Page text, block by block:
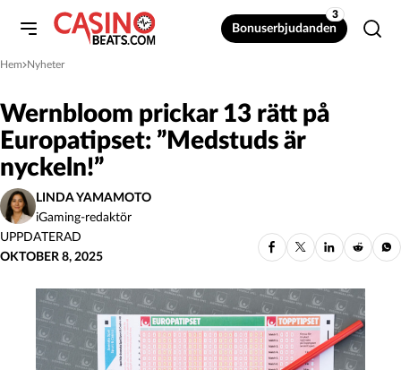
Bonuserbjudanden
3
Hem»Nyheter
Wernbloom prickar 13 rätt på
Europatipset: ”Medstuds är
nyckeln!”
LINDA YAMAMOTO
iGaming-redaktör
UPPDATERAD
OKTOBER 8, 2025